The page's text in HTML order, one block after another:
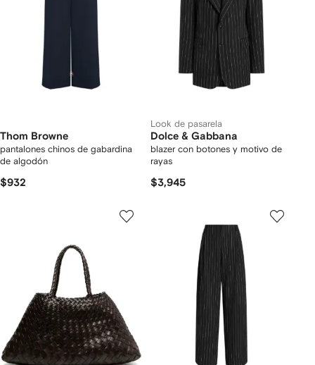
Thom Browne
pantalones chinos de gabardina
de algodón
$932
Look de pasarela
Dolce & Gabbana
blazer con botones y motivo de
rayas
$3,945